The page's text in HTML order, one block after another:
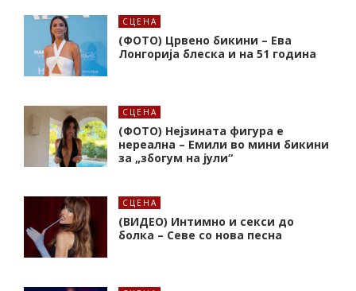
СЦЕНА
(ФОТО) Црвено бикини – Ева
Лонгорија блеска и на 51 година
СЦЕНА
(ФОТО) Нејзината фигура е
нереална – Емили во мини бикини
за „збогум на јули“
СЦЕНА
(ВИДЕО) Интимно и секси до
болка – Севе со нова песна